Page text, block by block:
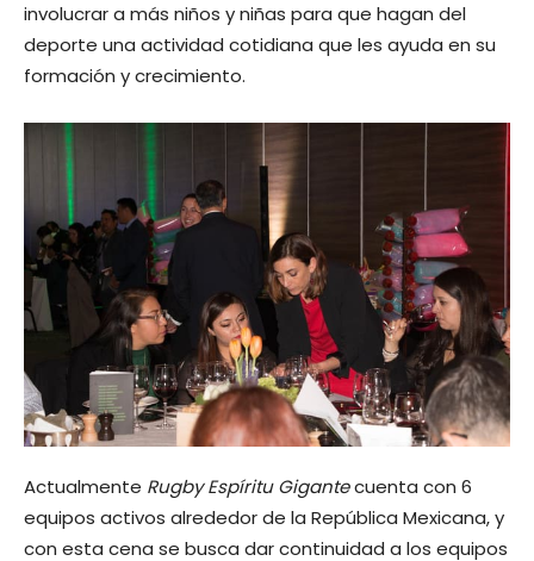
involucrar a más niños y niñas para que hagan del
deporte una actividad cotidiana que les ayuda en su
formación y crecimiento.
Actualmente Rugby Espíritu Gigantecuenta con 6
equipos activos alrededor de la República Mexicana, y
con esta cena se busca dar continuidad a los equipos